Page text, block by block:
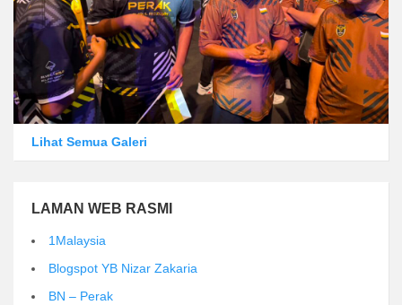
Lihat Semua Galeri
LAMAN WEB RASMI
1Malaysia
Blogspot YB Nizar Zakaria
BN – Perak